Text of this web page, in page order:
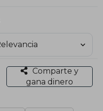
Comparte y
gana dinero